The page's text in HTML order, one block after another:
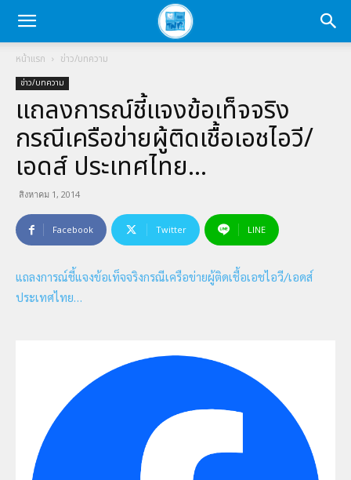
หน้าแรก ข่าว/บทความ
ข่าว/บทความ
แถลงการณ์ชี้แจงข้อเท็จจริง
กรณีเครือข่ายผู้ติดเชื้อเอชไอวี/
เอดส์ ประเทศไทย…
สิงหาคม 1, 2014
Facebook Twitter LINE
แถลงการณ์ชี้แจงข้อเท็จจริงกรณีเครือข่ายผู้ติดเชื้อเอชไอวี/เอดส์
ประเทศไทย…